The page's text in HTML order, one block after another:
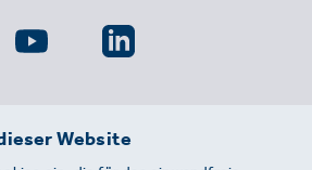
Website